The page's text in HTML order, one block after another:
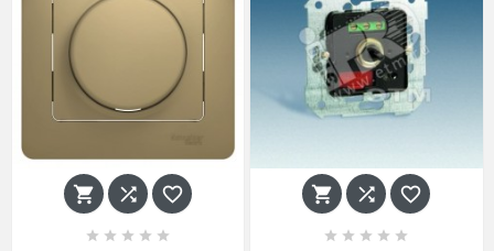
  
    
  
    